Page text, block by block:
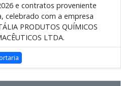
e contratos proveniente
celebrado com a empresa
PRODUTOS QUÍMICOS
LTDA.